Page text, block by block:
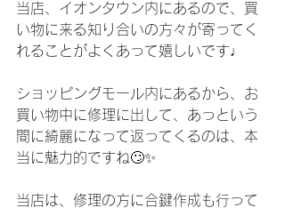
当店、イオンタウン内にあるので、買
い物に来る知り合いの方々が寄ってく
れることがよくあって嬉しいです♩
ショッピングモール内にあるから、お
買い物中に修理に出して、あっという
間に綺麗になって返ってくるのは、本
当に魅力的ですね🙄✨
当店は、修理の方に合鍵作成も行って